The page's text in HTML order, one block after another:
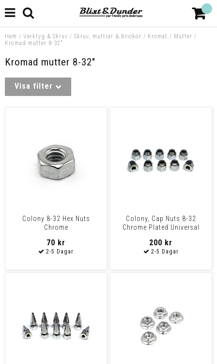
Hem / Verktyg & Skruv / Skruv, muttrar & brickor / Kromat / Mutter /
Kromad mutter 8-32"
Kromad mutter 8-32"
Visa filter
Colony 8-32 Hex Nuts
Chrome
70 kr
Colony, Cap Nuts 8-32
Chrome Plated Universal
200 kr